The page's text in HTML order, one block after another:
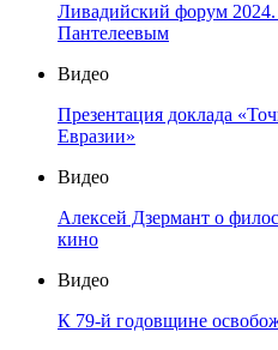
Ливадийский форум
Пантелеевым
Видео
Презентация доклада
Евразии»
Видео
Алексей Дзермант о
кино
Видео
К 79-й годовщине